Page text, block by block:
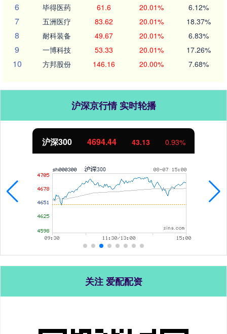
6 毕得医药 61.6 20.01% 6.12%
7 五洲医疗 83.62 20.01% 18.37%
8 耐科装备 49.67 20.01% 6.83%
9 一博科技 53.33 20.01% 17.26%
10 方邦股份 146.16 20.00% 7.68%
沪深京行情 实时轮播
北证50 1134.24 11.37 1.01%
关注 爱配配资